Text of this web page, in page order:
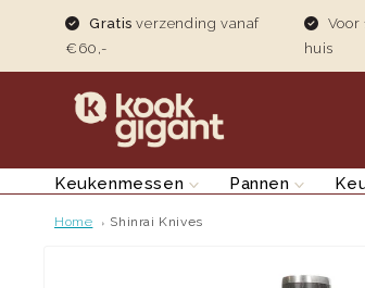
naar de content
Gratis verzending vanaf
€60,-
Voor
huis
Keukenmessen Pannen
Home Shinrai Knives